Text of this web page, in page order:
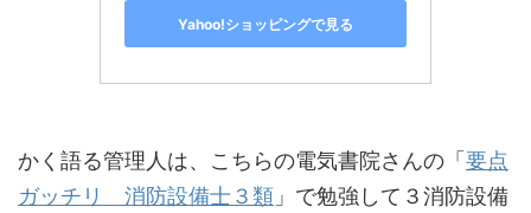
Yahoo!ショッピングで見る
かく語る管理人は、こちらの電気書院さんの「 要点
ガッチリ 消防設備士３類 」で勉強して３消防設備